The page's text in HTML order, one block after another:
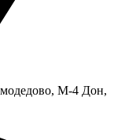
М-4 Дон,